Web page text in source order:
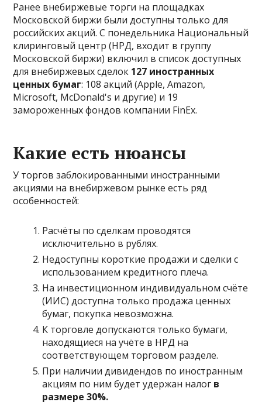
Ранее внебиржевые торги на площадках
Московской биржи были доступны только для
российских акций. С понедельника Национальный
клиринговый центр (НРД, входит в группу
Московской биржи) включил в список доступных
для внебиржевых сделок 127 иностранных
ценных бумаг: 108 акций (Apple, Amazon,
Microsoft, McDonald's и другие) и 19
замороженных фондов компании FinEx.
Какие есть нюансы
У торгов заблокированными иностранными
акциями на внебиржевом рынке есть ряд
особенностей:
Расчёты по сделкам проводятся
исключительно в рублях.
Недоступны короткие продажи и сделки с
использованием кредитного плеча.
На инвестиционном индивидуальном счёте
(ИИС) доступна только продажа ценных
бумаг, покупка невозможна.
К торговле допускаются только бумаги,
находящиеся на учёте в НРД на
соответствующем торговом разделе.
При наличии дивидендов по иностранным
акциям по ним будет удержан налог в
размере 30%.